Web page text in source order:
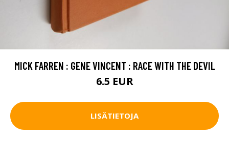
MICK FARREN : GENE VINCENT : RACE WITH THE DEVIL
6.5 EUR
LISÄTIETOJA